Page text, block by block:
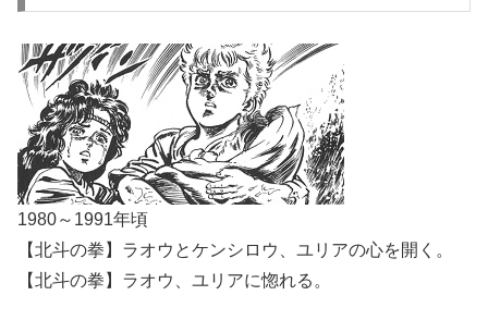
1980～1991年頃
【北斗の拳】ラオウとケンシロウ、ユリアの心を開く。
【北斗の拳】ラオウ、ユリアに惚れる。